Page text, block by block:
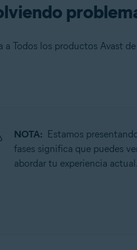
a Todos los productos Avast
operativos:
los sistemas operativos
NOTA: Estamos
fases significa que puedes
abordar tu experiencia